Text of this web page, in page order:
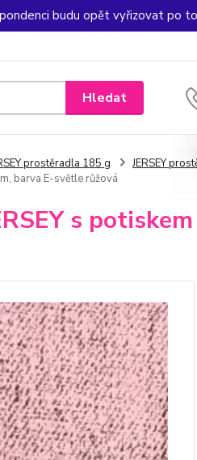
budu opět vyřizovat po
Hledat
prostěradla 185 g JERSEY
barva E-světle růžová
s